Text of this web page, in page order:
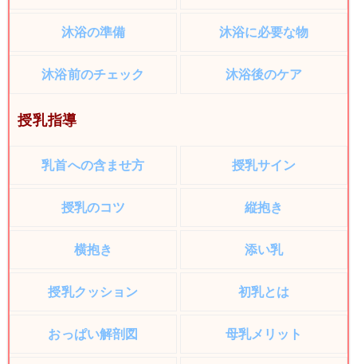
沐浴の準備 沐浴に必要な物
沐浴前のチェック 沐浴後のケア
授乳指導
乳首への含ませ方 授乳サイン
授乳のコツ 縦抱き
横抱き 添い乳
授乳クッション 初乳とは
おっぱい解剖図 母乳メリット